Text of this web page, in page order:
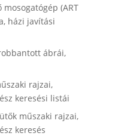
(ART
házi javítási
ábrái,
rajzai,
keresési listái
műszaki rajzai,
keresés